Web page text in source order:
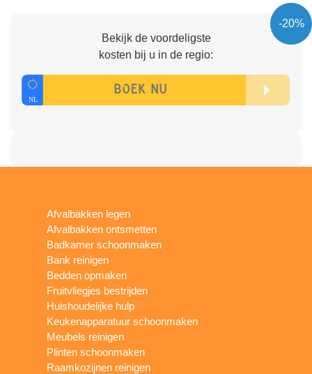
-20%
Bekijk de voordeligste
kosten bij u in de regio:
Afvalbakken legen
Afvalbakken ontsmetten
Badkamer schoonmaken
Bank reinigen
Bedden opmaken
Fruitvliegjes bestrijden
Huishoudelijke hulp
Keukenapparatuur schoonmaken
Meubels reinigen
Plinten schoonmaken
Raamkozijnen reinigen